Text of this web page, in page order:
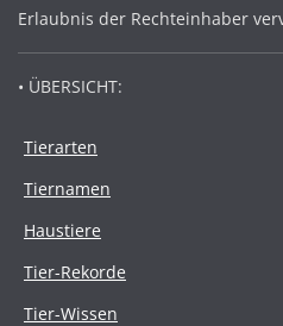
Erlaubnis der Rechteinhaber
• ÜBERSICHT:
Tierarten
Tiernamen
Haustiere
Tier-Rekorde
Tier-Wissen